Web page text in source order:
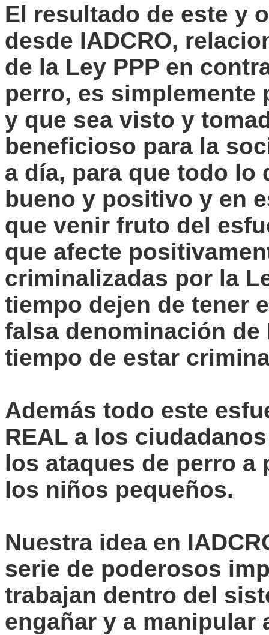
El resultado de este y
desde IADCRO,
de la Ley PPP en
perro, es simplemente
y que sea visto y
beneficioso para la
a día, para que todo lo
bueno y positivo y en
que venir fruto del
que afecte
criminalizadas por la
tiempo dejen de tener
falsa denominación de
tiempo de estar
Además todo este
REAL a los
los ataques de perro a
los niños pequeños.
Nuestra idea en
serie de poderosos
trabajan dentro del
engañar y a manipular